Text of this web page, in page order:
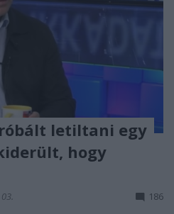
letiltani egy
hogy
186